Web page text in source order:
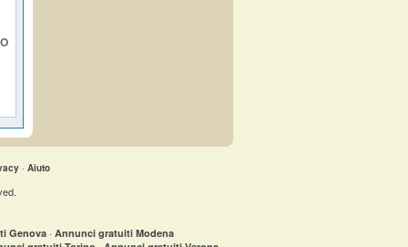
· Aiuto
Genova · Annunci gratuiti Modena